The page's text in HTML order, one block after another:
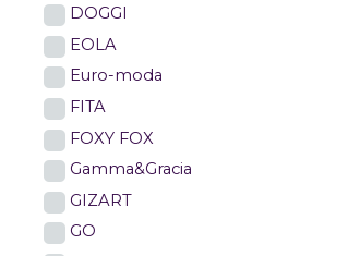
DOGGI
EOLA
Euro-moda
FITA
FOXY FOX
Gamma&Gracia
GIZART
GO